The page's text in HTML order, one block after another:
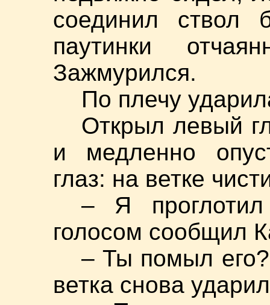
соединил ствол
паутинки
Зажмурился.
По плечу
Открыл левый
и медленно
глаз: на ветке
– Я
голосом сообщил
– Ты помыл
ветка снова